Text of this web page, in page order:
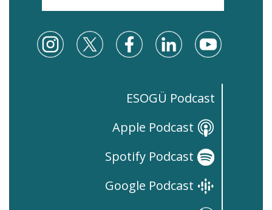
ESOGÜ Podcast
Apple Podcast
Spotify Podcast
Google Podcast